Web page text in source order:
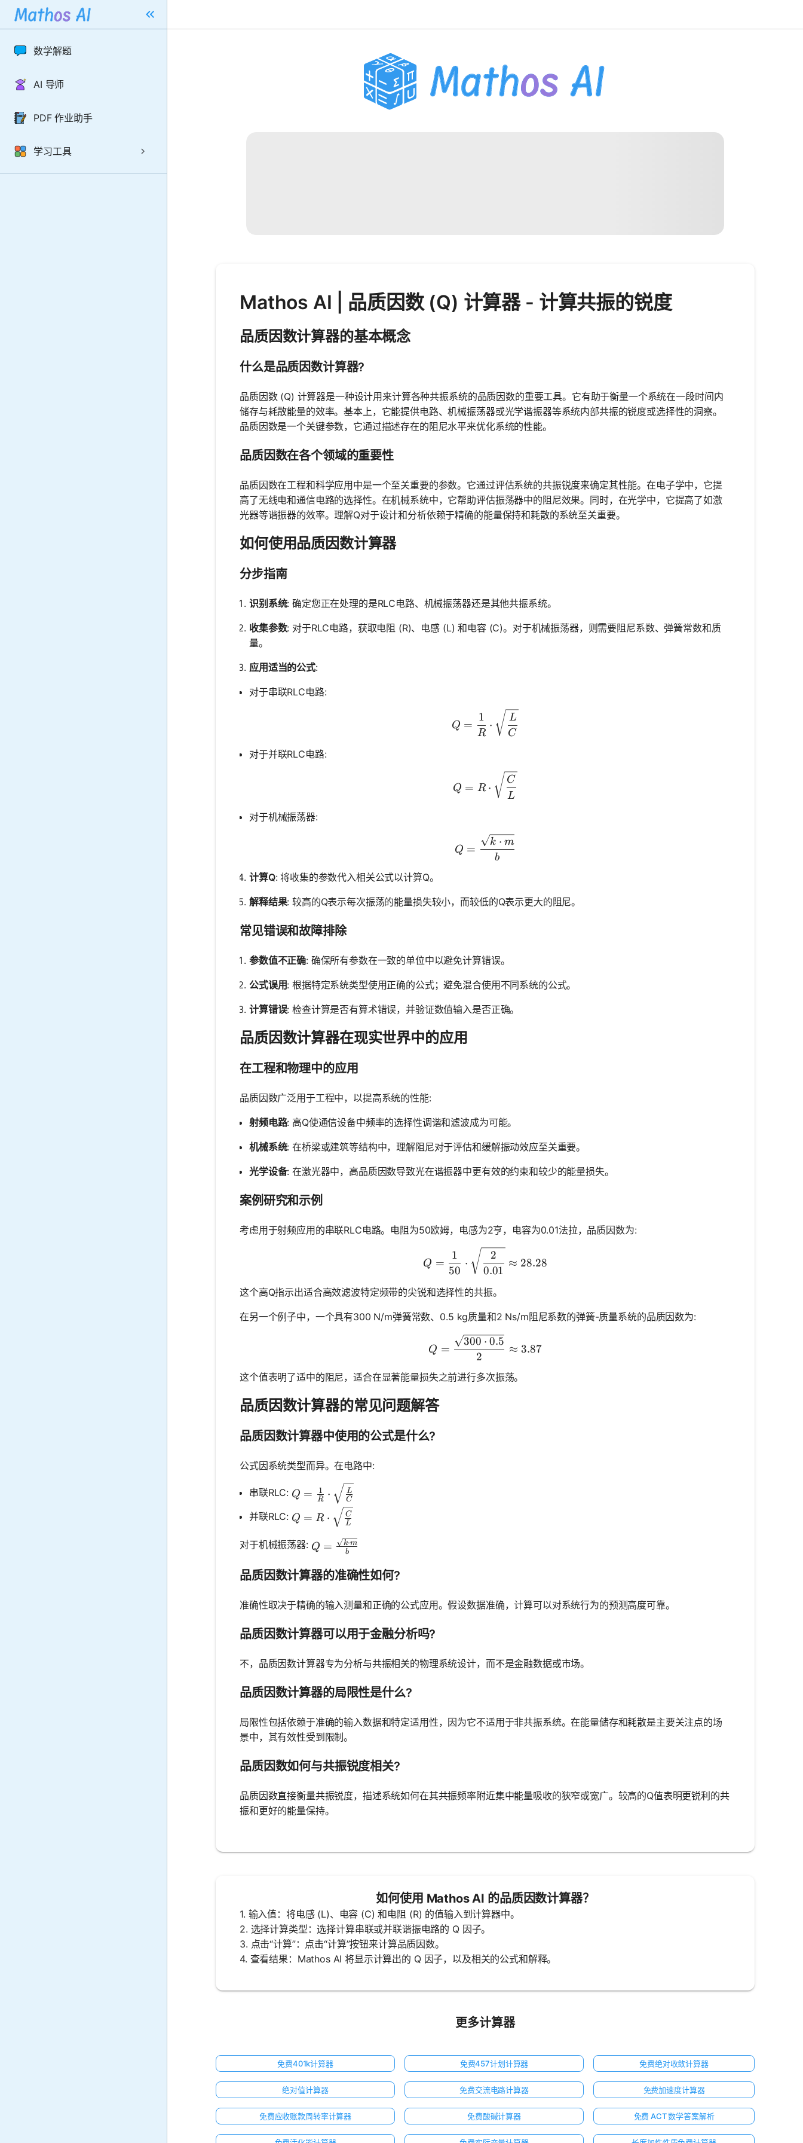
数学解题
AI 导师
PDF 作业助手
学习工具
Mathos AI | 品质因数 (Q) 计算器 - 计算共振的锐度
品质因数计算器的基本概念
什么是品质因数计算器?
品质因数 (Q) 计算器是一种设计用来计算各种共振系统的品质因数的重要工具。它有助于衡量一个系统在一段时间内
储存与耗散能量的效率。基本上，它能提供电路、机械振荡器或光学谐振器等系统内部共振的锐度或选择性的洞察。
品质因数是一个关键参数，它通过描述存在的阻尼水平来优化系统的性能。
品质因数在各个领域的重要性
品质因数在工程和科学应用中是一个至关重要的参数。它通过评估系统的共振锐度来确定其性能。在电子学中，它提
高了无线电和通信电路的选择性。在机械系统中，它帮助评估振荡器中的阻尼效果。同时，在光学中，它提高了如激
光器等谐振器的效率。理解Q对于设计和分析依赖于精确的能量保持和耗散的系统至关重要。
如何使用品质因数计算器
分步指南
识别系统: 确定您正在处理的是RLC电路、机械振荡器还是其他共振系统。
收集参数: 对于RLC电路，获取电阻 (R)、电感 (L) 和电容 (C)。对于机械振荡器，则需要阻尼系数、弹簧常数和质
量。
应用适当的公式:
对于串联RLC电路:
Q = \frac{1}{R} \cdot \sqrt{\frac{L}{C}}
Q =
R
1
⋅
C
L
对于并联RLC电路:
Q = R \cdot \sqrt{\frac{C}{L}}
Q = R ⋅
L
C
对于机械振荡器:
Q = \frac{\sqrt{k \cdot m}}{b}
Q =
b
k ⋅ m
计算Q: 将收集的参数代入相关公式以计算Q。
解释结果: 较高的Q表示每次振荡的能量损失较小，而较低的Q表示更大的阻尼。
常见错误和故障排除
参数值不正确: 确保所有参数在一致的单位中以避免计算错误。
公式误用: 根据特定系统类型使用正确的公式；避免混合使用不同系统的公式。
计算错误: 检查计算是否有算术错误，并验证数值输入是否正确。
品质因数计算器在现实世界中的应用
在工程和物理中的应用
品质因数广泛用于工程中，以提高系统的性能:
射频电路: 高Q使通信设备中频率的选择性调谐和滤波成为可能。
机械系统: 在桥梁或建筑等结构中，理解阻尼对于评估和缓解振动效应至关重要。
光学设备: 在激光器中，高品质因数导致光在谐振器中更有效的约束和较少的能量损失。
案例研究和示例
考虑用于射频应用的串联RLC电路。电阻为50欧姆，电感为2亨，电容为0.01法拉，品质因数为:
Q = \frac{1}{50} \cdot \sqrt{\frac{2}{0.01}} \approx 28.28
Q =
50
1
⋅
0.01
2
≈ 28.28
这个高Q指示出适合高效滤波特定频带的尖锐和选择性的共振。
在另一个例子中，一个具有300 N/m弹簧常数、0.5 kg质量和2 Ns/m阻尼系数的弹簧-质量系统的品质因数为:
Q = \frac{\sqrt{300 \cdot 0.5}}{2} \approx 3.87
Q =
2
300 ⋅ 0.5
≈ 3.87
这个值表明了适中的阻尼，适合在显著能量损失之前进行多次振荡。
品质因数计算器的常见问题解答
品质因数计算器中使用的公式是什么?
公式因系统类型而异。在电路中:
串联RLC: Q = \frac{1}{R} \cdot \sqrt{\frac{L}{C}}
Q = R
1 ⋅ C
L
并联RLC: Q = R \cdot \sqrt{\frac{C}{L}}
Q = R ⋅ L
C
对于机械振荡器: Q = \frac{\sqrt{k \cdot m}}{b}
Q = b
k⋅m
品质因数计算器的准确性如何?
准确性取决于精确的输入测量和正确的公式应用。假设数据准确，计算可以对系统行为的预测高度可靠。
品质因数计算器可以用于金融分析吗?
不，品质因数计算器专为分析与共振相关的物理系统设计，而不是金融数据或市场。
品质因数计算器的局限性是什么?
局限性包括依赖于准确的输入数据和特定适用性，因为它不适用于非共振系统。在能量储存和耗散是主要关注点的场
景中，其有效性受到限制。
品质因数如何与共振锐度相关?
品质因数直接衡量共振锐度，描述系统如何在其共振频率附近集中能量吸收的狭窄或宽广。较高的Q值表明更锐利的共
振和更好的能量保持。
如何使用 Mathos AI 的品质因数计算器？
1. 输入值：将电感 (L)、电容 (C) 和电阻 (R) 的值输入到计算器中。
2. 选择计算类型：选择计算串联或并联谐振电路的 Q 因子。
3. 点击“计算”：点击“计算”按钮来计算品质因数。
4. 查看结果：Mathos AI 将显示计算出的 Q 因子，以及相关的公式和解释。
更多计算器
免费401k计算器 免费457计划计算器 免费绝对收敛计算器
绝对值计算器 免费交流电路计算器 免费加速度计算器
免费应收账款周转率计算器 免费酸碱计算器 免费 ACT 数学答案解析